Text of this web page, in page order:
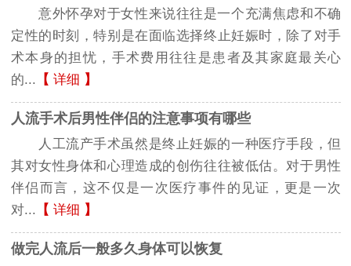
意外怀孕对于女性来说往往是一个充满焦虑和不确
定性的时刻，特别是在面临选择终止妊娠时，除了对手
术本身的担忧，手术费用往往是患者及其家庭最关心
的... 【 详细 】
人流手术后男性伴侣的注意事项有哪些
人工流产手术虽然是终止妊娠的一种医疗手段，但
其对女性身体和心理造成的创伤往往被低估。对于男性
伴侣而言，这不仅是一次医疗事件的见证，更是一次
对... 【 详细 】
做完人流后一般多久身体可以恢复